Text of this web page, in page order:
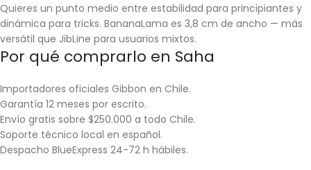
Quieres un punto medio entre estabilidad para principiantes y
dinámica para tricks. BananaLama es 3,8 cm de ancho — más
versátil que JibLine para usuarios mixtos.
Por qué comprarlo en Saha
Importadores oficiales Gibbon en Chile.
Garantía 12 meses por escrito.
Envío gratis sobre $250.000 a todo Chile.
Soporte técnico local en español.
Despacho BlueExpress 24-72 h hábiles.